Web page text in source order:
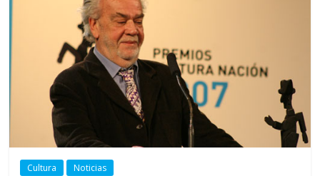
Cultura Noticias